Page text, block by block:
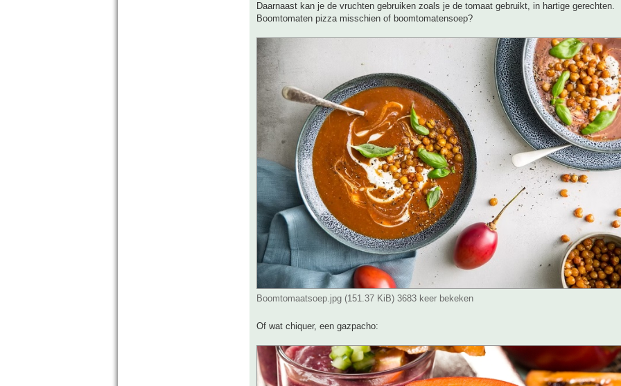
Daarnaast kan je de vruchten gebruiken zoals je de tomaat gebruikt, in hartige gerechten.
Boomtomaten pizza misschien of boomtomatensoep?
Boomtomaatsoep.jpg (151.37 KiB) 3683 keer bekeken
Of wat chiquer, een gazpacho: